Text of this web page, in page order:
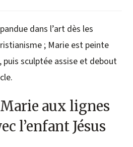
dans l’art dès les
; Marie est peinte
sculptée assise et debout
aux lignes
l’enfant Jésus